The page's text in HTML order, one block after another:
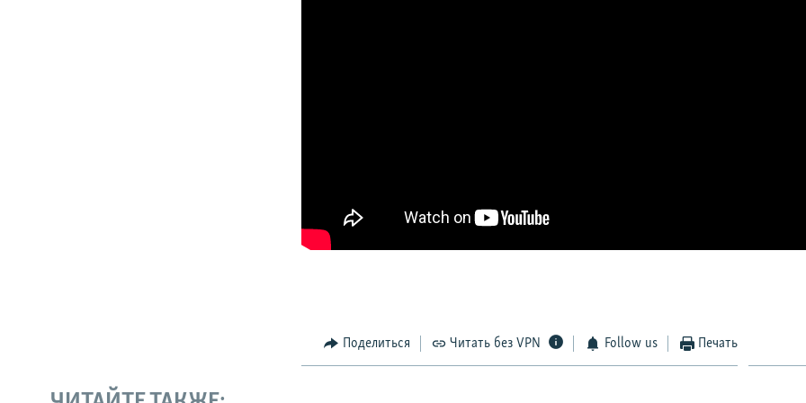
Поделиться Читать без VPN Follow us Печать